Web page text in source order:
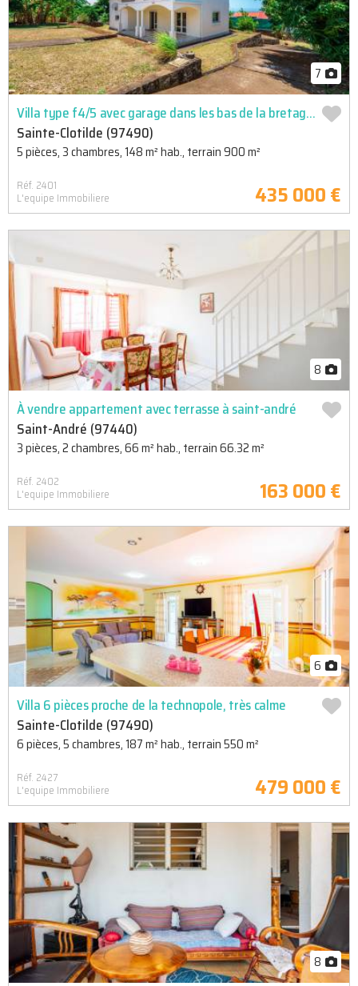
7
Villa type f4/5 avec garage dans les bas de la bretagne
Sainte-Clotilde (97490)
5 pièces, 3 chambres, 148 m² hab., terrain 900 m²
Réf. 2401
L'equipe Immobiliere 435 000 €
8
À vendre appartement avec terrasse à saint-andré
Saint-André (97440)
3 pièces, 2 chambres, 66 m² hab., terrain 66.32 m²
Réf. 2402
L'equipe Immobiliere 163 000 €
6
Villa 6 pièces proche de la technopole, très calme
Sainte-Clotilde (97490)
6 pièces, 5 chambres, 187 m² hab., terrain 550 m²
Réf. 2427
L'equipe Immobiliere 479 000 €
8